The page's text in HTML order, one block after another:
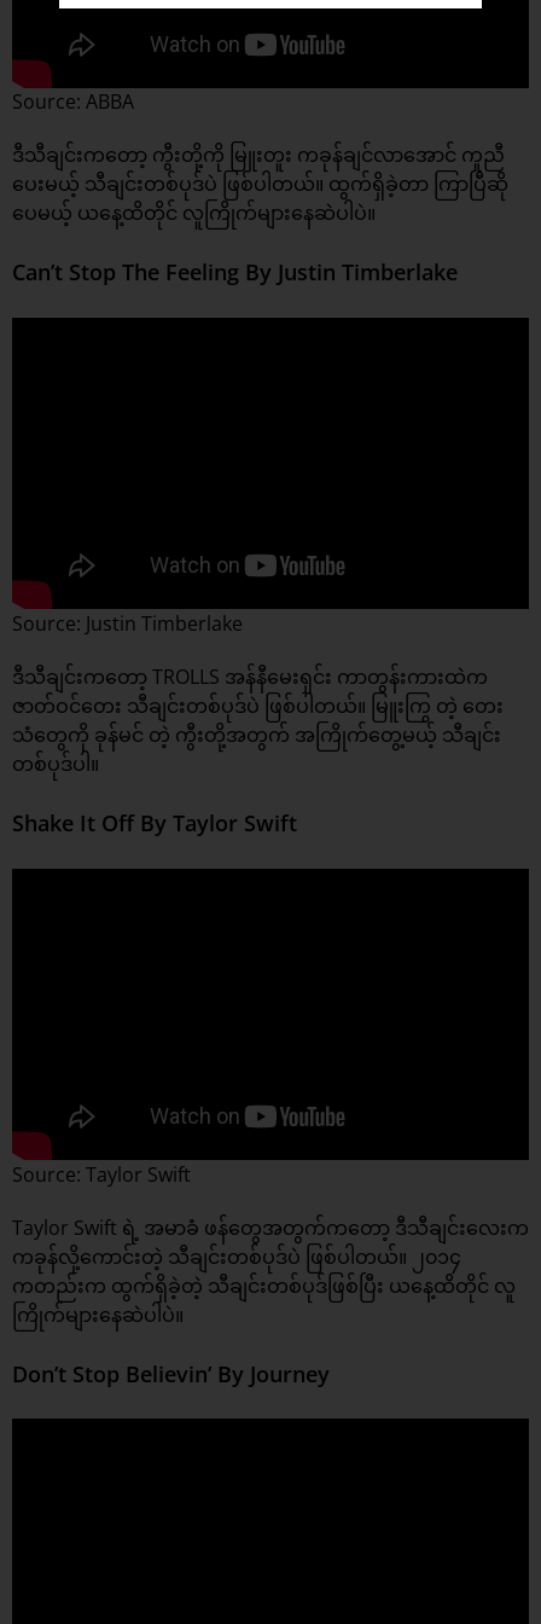
Source: ABBA
ဒီသီချင်းကတော့ ကွီးတို့ကို မြူးတူး ကခုန်ချင်လာအောင် ကူညီ
ပေးမယ့် သီချင်းတစ်ပုဒ်ပဲ ဖြစ်ပါတယ်။ ထွက်ရှိခဲ့တာ ကြာပြီဆို
ပေမယ့် ယနေ့ထိတိုင် လူကြိုက်များနေဆဲပါပဲ။
Can’t Stop The Feeling By Justin Timberlake
Source: Justin Timberlake
ဒီသီချင်းကတော့ TROLLS အန်နီမေးရှင်း ကာတွန်းကားထဲက
ဇာတ်ဝင်တေး သီချင်းတစ်ပုဒ်ပဲ ဖြစ်ပါတယ်။ မြူးကြွ တဲ့ တေး
သံတွေကို ခုန်မင် တဲ့ ကွီးတို့အတွက် အကြိုက်တွေ့မယ့် သီချင်း
တစ်ပုဒ်ပါ။
Shake It Off By Taylor Swift
Source: Taylor Swift
Taylor Swift ရဲ့ အမာခံ ဖန်တွေအတွက်ကတော့ ဒီသီချင်းလေးက
ကခုန်လို့ကောင်းတဲ့ သီချင်းတစ်ပုဒ်ပဲ ဖြစ်ပါတယ်။ ၂၀၁၄
ကတည်းက ထွက်ရှိခဲ့တဲ့ သီချင်းတစ်ပုဒ်ဖြစ်ပြီး ယနေ့ထိတိုင် လူ
ကြိုက်များနေဆဲပါပဲ။
Don’t Stop Believin’ By Journey